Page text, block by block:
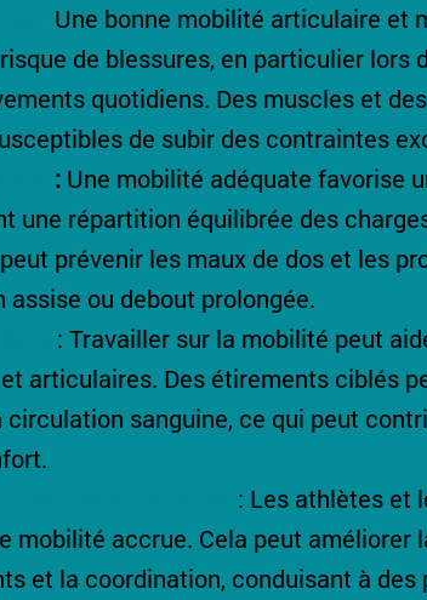
Une bonne mobilité articulaire et
de blessures, en particulier lors
quotidiens. Des muscles et
de subir des contraintes
: Une mobilité adéquate favorise
une répartition équilibrée des
prévenir les maux de dos et les
assise ou debout prolongée.
: Travailler sur la mobilité peut
articulaires. Des étirements ciblés
sanguine, ce qui peut
: Les athlètes et
mobilité accrue. Cela peut améliorer
et la coordination, conduisant à des